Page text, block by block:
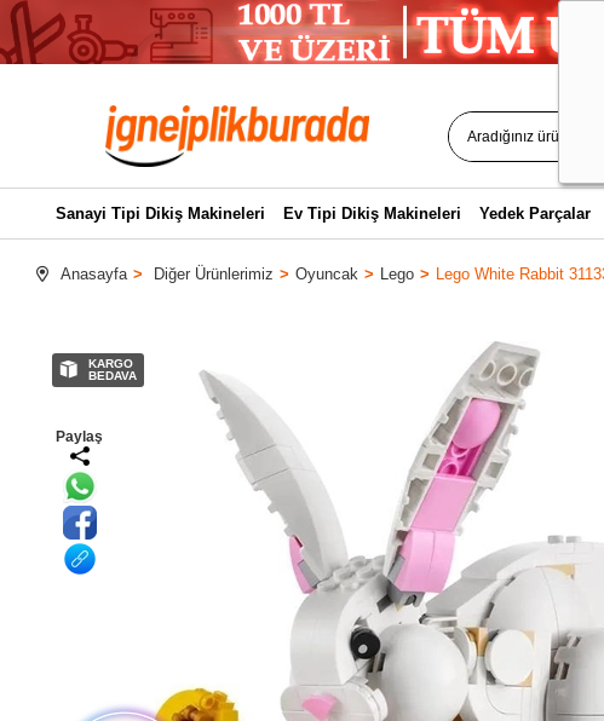
Sanayi Tipi Dikiş Makineleri Ev Tipi Dikiş Makineleri Yedek Parçalar
Anasayfa Diğer Ürünlerimiz Oyuncak Lego Lego White Rabbit
KARGO
BEDAVA
Paylaş